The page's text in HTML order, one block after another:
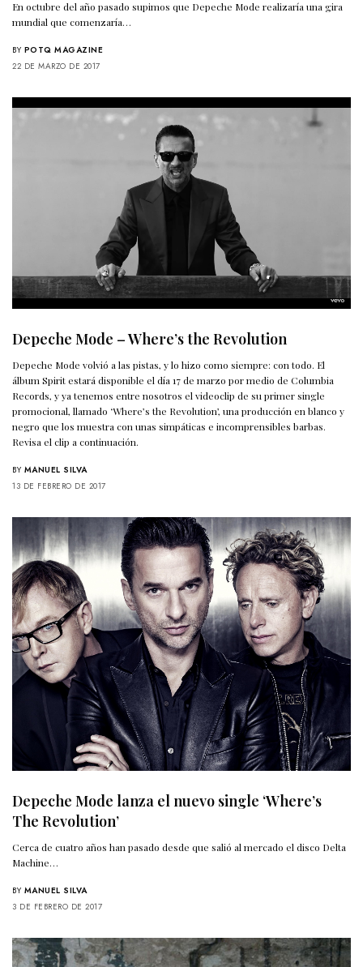
En octubre del año pasado supimos que Depeche Mode realizaría una gira
mundial que comenzaría…
BY POTQ MAGAZINE
22 DE MARZO DE 2017
Depeche Mode – Where’s the Revolution
Depeche Mode volvió a las pistas, y lo hizo como siempre: con todo. El
álbum Spirit estará disponible el día 17 de marzo por medio de Columbia
Records, y ya tenemos entre nosotros el videoclip de su primer single
promocional, llamado ‘Where’s the Revolution’, una producción en blanco y
negro que los muestra con unas simpáticas e incomprensibles barbas.
Revisa el clip a continuación.
BY MANUEL SILVA
13 DE FEBRERO DE 2017
Depeche Mode lanza el nuevo single ‘Where’s
The Revolution’
Cerca de cuatro años han pasado desde que salió al mercado el disco Delta
Machine…
BY MANUEL SILVA
3 DE FEBRERO DE 2017